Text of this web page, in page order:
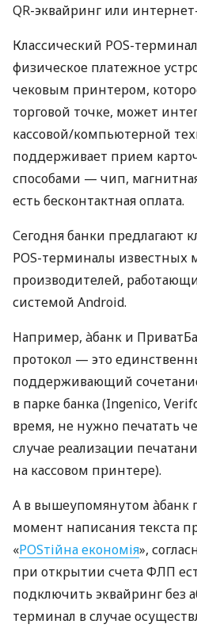
QR-эквайринг или
Классический POS-
физическое платежное
чековым принтером,
торговой точке, может
кассовой/компьютерной
поддерживает прием
способами — чип,
есть бесконтактная оплата.
Сегодня банки предлагают
POS-терминалы известных
производителей,
системой Android.
Например, àбанк и
протокол — это
поддерживающий
в парке банка (Ingenico,
время, не нужно печатать
случае реализации
на кассовом принтере).
А в вышеупомянутом àбанк
момент написания текста
«POSтійна економія»,
при открытии счета ФЛП
подключить эквайринг без
терминал в случае